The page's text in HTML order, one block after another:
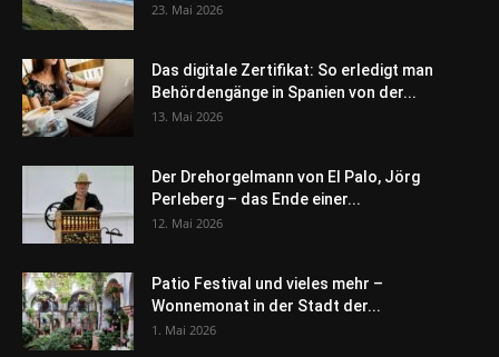
23. Mai 2026
Das digitale Zertifikat: So erledigt man
Behördengänge in Spanien von der...
13. Mai 2026
Der Drehorgelmann von El Palo, Jörg
Perleberg – das Ende einer...
12. Mai 2026
Patio Festival und vieles mehr –
Wonnemonat in der Stadt der...
1. Mai 2026